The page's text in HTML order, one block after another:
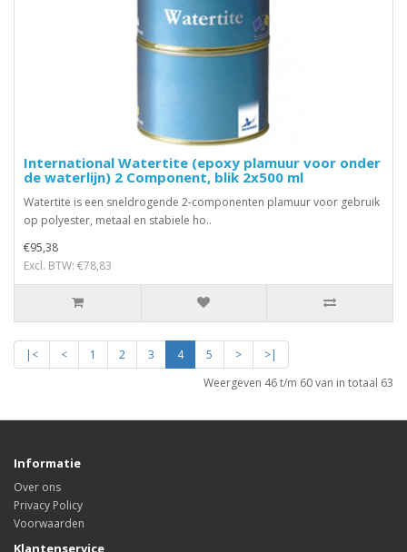
International Watertite (epoxy plamuur voor onder
de waterlijn) 2 Component, blik 2x500 ml
Watertite is een sneldrogende 2-componenten plamuur voor gebruik
op polyester, metaal en stabiele ho..
€95,38
Excl. BTW: €78,83
|< < 1 2 3 4 5 >
>|
Weergeven 46 t/m 60 van in totaal 63
Informatie
Over ons
Privacy Policy
Voorwaarden
Klantenservice